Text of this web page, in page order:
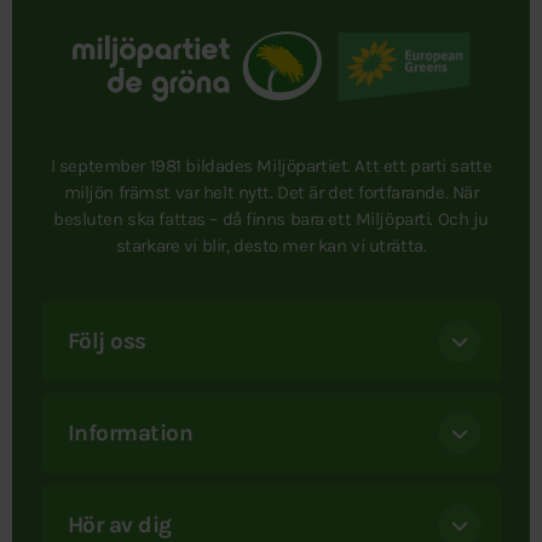
I september 1981 bildades Miljöpartiet. Att ett parti satte
miljön främst var helt nytt. Det är det fortfarande. När
besluten ska fattas – då finns bara ett Miljöparti. Och ju
starkare vi blir, desto mer kan vi uträtta.
Följ oss
Information
Hör av dig